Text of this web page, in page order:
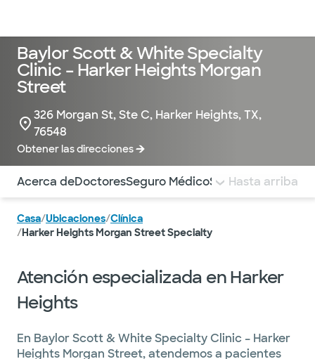
Baylor Scott & White Specialty
Clinic – Harker Heights Morgan
Street
326 Morgan St, Ste C, Harker Heights, TX,
76548
Obtener las direcciones
Utilice esta navegación para saltar rápidamente a
Acerca deDoctoresSeguro MédicoServicios Pagar la
Hasta arriba
Casa/Ubicaciones/Clínica
/Harker Heights Morgan Street Specialty
Atención especializada en Harker
Heights
En Baylor Scott & White Specialty Clinic – Harker
Heights Morgan Street, atendemos a pacientes